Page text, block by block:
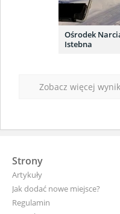
Ośrodek
Istebna
Zobacz więcej
Strony
Artykuły
Jak dodać nowe miejsce?
Regulamin